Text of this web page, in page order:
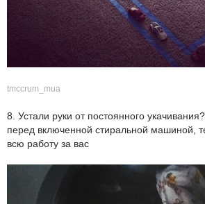
tmccrum_mua
8. Устали руки от постоянного
перед включенной стиральной машиной,
всю работу за вас